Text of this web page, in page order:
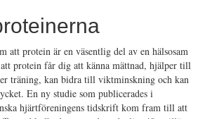
att protein är en väsentlig del av en hälsosam
protein får dig att känna mättnad, hjälper till
träning, kan bidra till viktminskning och kan
En ny studie som publicerades i
hjärtföreningens tidskrift kom fram till att